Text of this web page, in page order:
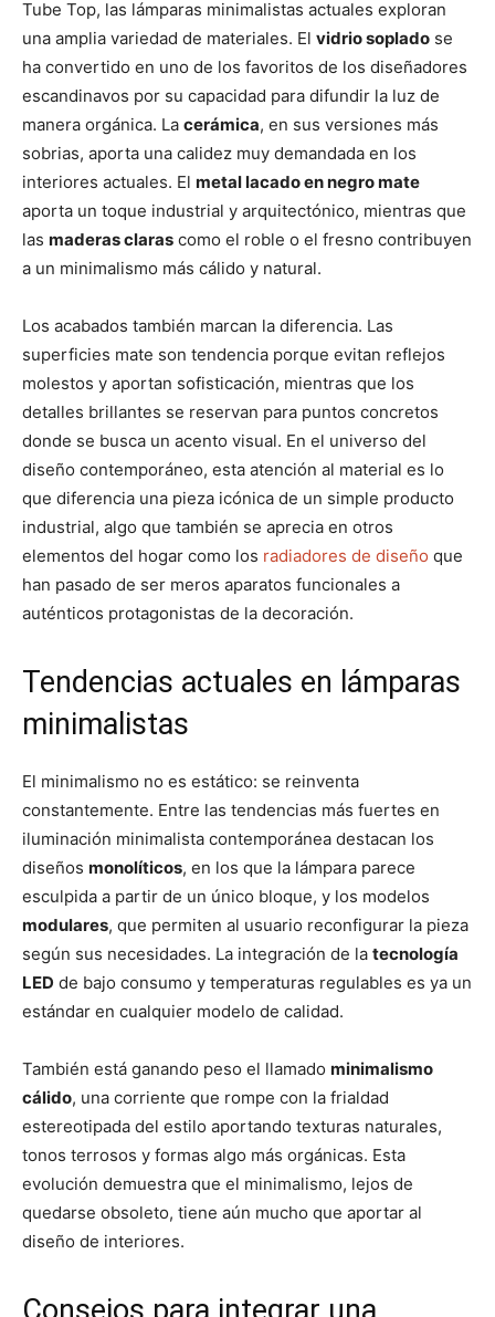
Tube Top, las lámparas minimalistas actuales exploran
una amplia variedad de materiales. El vidrio soplado se
ha convertido en uno de los favoritos de los diseñadores
escandinavos por su capacidad para difundir la luz de
manera orgánica. La cerámica, en sus versiones más
sobrias, aporta una calidez muy demandada en los
interiores actuales. El metal lacado en negro mate
aporta un toque industrial y arquitectónico, mientras que
las maderas claras como el roble o el fresno contribuyen
a un minimalismo más cálido y natural.
Los acabados también marcan la diferencia. Las
superficies mate son tendencia porque evitan reflejos
molestos y aportan sofisticación, mientras que los
detalles brillantes se reservan para puntos concretos
donde se busca un acento visual. En el universo del
diseño contemporáneo, esta atención al material es lo
que diferencia una pieza icónica de un simple producto
industrial, algo que también se aprecia en otros
elementos del hogar como los radiadores de diseño que
han pasado de ser meros aparatos funcionales a
auténticos protagonistas de la decoración.
Tendencias actuales en lámparas
minimalistas
El minimalismo no es estático: se reinventa
constantemente. Entre las tendencias más fuertes en
iluminación minimalista contemporánea destacan los
diseños monolíticos, en los que la lámpara parece
esculpida a partir de un único bloque, y los modelos
modulares, que permiten al usuario reconfigurar la pieza
según sus necesidades. La integración de la tecnología
LED de bajo consumo y temperaturas regulables es ya un
estándar en cualquier modelo de calidad.
También está ganando peso el llamado minimalismo
cálido, una corriente que rompe con la frialdad
estereotipada del estilo aportando texturas naturales,
tonos terrosos y formas algo más orgánicas. Esta
evolución demuestra que el minimalismo, lejos de
quedarse obsoleto, tiene aún mucho que aportar al
diseño de interiores.